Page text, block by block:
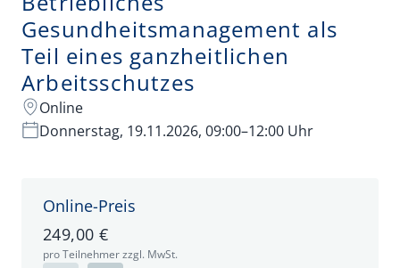
Gesundheitsmanagement als
Teil eines ganzheitlichen
Arbeitsschutzes
Online
Donnerstag, 19.11.2026, 09:00–12:00 Uhr
Online-Preis
249,00 €
pro Teilnehmer zzgl. MwSt.